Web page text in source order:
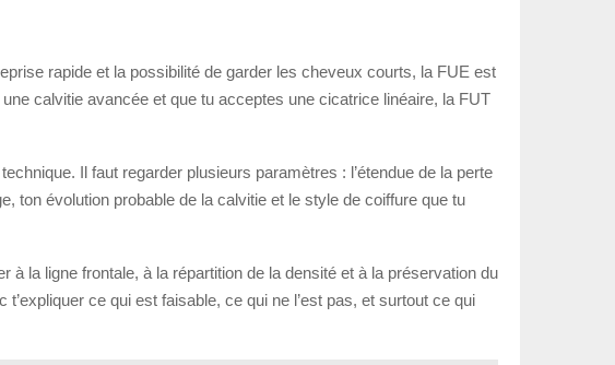
rapide et la possibilité de garder les cheveux courts, la FUE est
calvitie avancée et que tu acceptes une cicatrice linéaire, la FUT
Il faut regarder plusieurs paramètres : l’étendue de la perte
ton évolution probable de la calvitie et le style de coiffure que tu
la ligne frontale, à la répartition de la densité et à la préservation du
ce qui est faisable, ce qui ne l’est pas, et surtout ce qui